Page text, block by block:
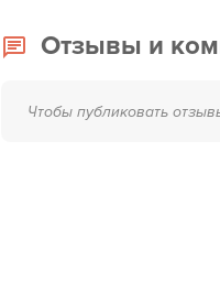
Отзывы и
Чтобы публиковать